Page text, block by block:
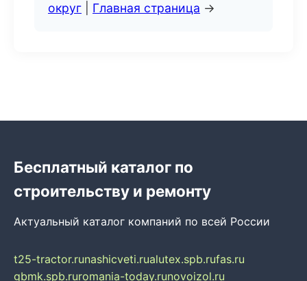
округ
Главная страница →
Бесплатный каталог по
строительству и ремонту
Актуальный каталог компаний по всей России
t25-tractor.runashicveti.rualutex.spb.rufas.ru
gbmk.spb.ruromania-today.runovoizol.ru